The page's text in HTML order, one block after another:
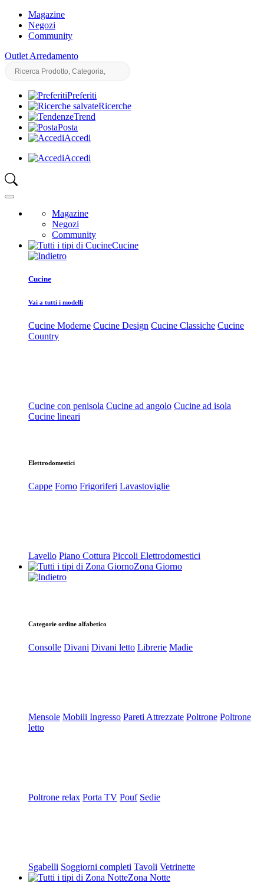
Magazine
Negozi
Community
Outlet Arredamento
Preferiti
Ricerche
Trend
Posta
Accedi
Accedi
Magazine
Negozi
Community
Cucine
Cucine
Vai a tutti i modelli
Cucine Moderne Cucine Design Cucine Classiche Cucine
Country
Cucine con penisola Cucine ad angolo Cucine ad isola
Cucine lineari
Elettrodomestici
Cappe Forno Frigoriferi Lavastoviglie
Lavello Piano Cottura Piccoli Elettrodomestici
Zona Giorno
Categorie ordine alfabetico
Consolle Divani Divani letto Librerie Madie
Mensole Mobili Ingresso Pareti Attrezzate Poltrone Poltrone
letto
Poltrone relax Porta TV Pouf Sedie
Sgabelli Soggiorni completi Tavoli Vetrinette
Zona Notte